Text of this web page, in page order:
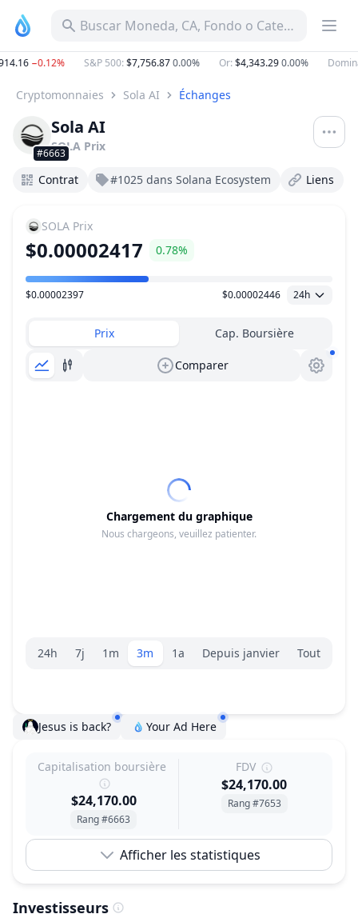
Buscar Moneda, CA, Fondo o Categoría
−0.12% S&P 500:$7,756.870.00% Or:$4,343.290.00%
Cryptomonnaies Sola AI Échanges
#6663
Sola AI
SOLA Prix
Contrat #1025 dans Solana Ecosystem Liens
SOLA Prix
$0.00002417 0.78%
Plage de prix
$0.00002397 $0.00002446 24h
Prix Cap. Boursière
Comparer
Chargement du graphique
Nous chargeons, veuillez patienter.
Sélecteur de plage.
24h 7j 1m 3m 1a Depuis janvier Tout
Jesus is back? Your Ad Here
Capitalisation boursière
$24,170.00
Rang #6663
FDV
$24,170.00
Rang #7653
Afficher les statistiques
Investisseurs